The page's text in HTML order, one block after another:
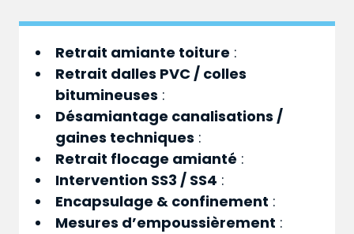
Retrait amiante toiture :
Retrait dalles PVC / colles
bitumineuses :
Désamiantage canalisations /
gaines techniques :
Retrait flocage amianté :
Intervention SS3 / SS4 :
Encapsulage & confinement :
Mesures d’empoussièrement :